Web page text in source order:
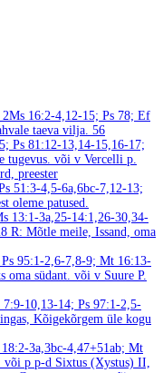
2Ms 16:2-4,12-15; Ps 78; Ef
taeva vilja. 56
Ps 81:12-13,14-15,16-17;
tugevus. või v Vercelli p.
preester
51:3-4,5-6a,6bc-7,12-13;
oleme patused.
13:1-3a,25-14:1,26-30,34-
R: Mõtle meile, Issand, oma
95:1-2,6-7,8-9; Mt 16:13-
oma südant. või v Suure P.
7:9-10,13-14; Ps 97:1-2,5-
Kõigekõrgem üle kogu
3a,3bc-4,47+51ab; Mt
või p p-d Sixtus (Xystus) II,